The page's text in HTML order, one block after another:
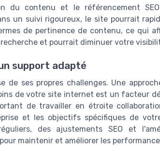
du contenu et le référencement
un suivi rigoureux, le site pourrait
de pertinence de contenu, ce qui
et pourrait diminuer votre
support adapté
ses propres challenges. Une
de votre site internet est un facteur
de travailler en étroite
et les objectifs spécifiques de
des ajustements SEO et
maintenir et améliorer les